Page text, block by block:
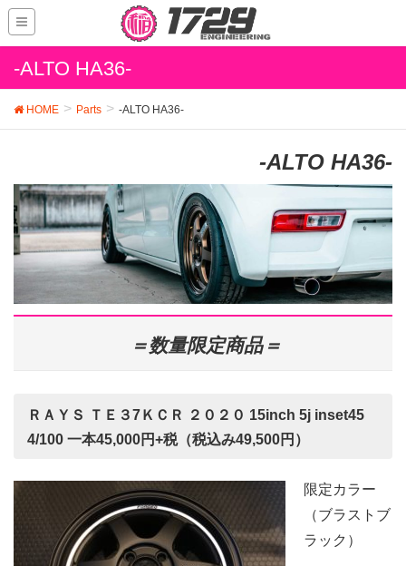
-ALTO HA36-
HOME Parts -ALTO HA36-
-ALTO HA36-
＝数量限定商品＝
ＲＡＹＳ ＴＥ３7ＫＣＲ ２０２０ 15inch 5j inset45
4/100 一本45,000円+税（税込み49,500円）
限定カラー
（ブラストブ
ラック）